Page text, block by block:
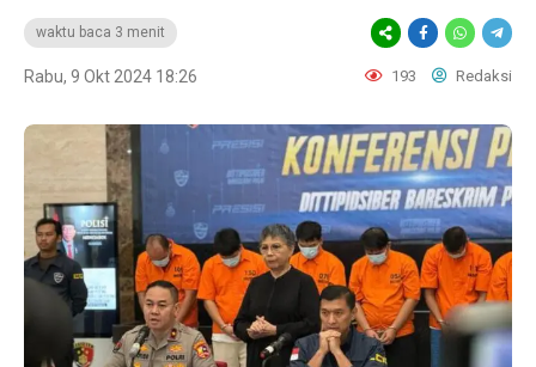
waktu baca 3 menit
Rabu, 9 Okt 2024 18:26 193 Redaksi